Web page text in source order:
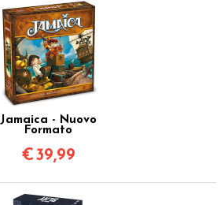
Jamaica - Nuovo
Formato
€39,99